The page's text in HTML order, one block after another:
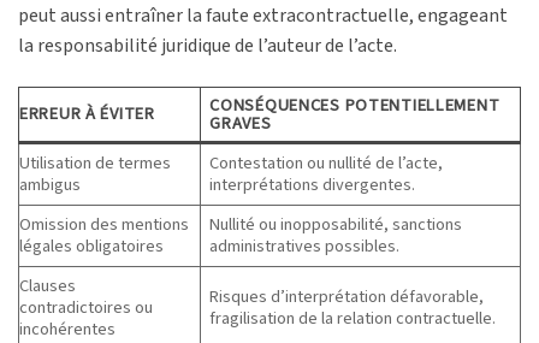
peut aussi entraîner la faute extracontractuelle, engageant
la responsabilité juridique de l’auteur de l’acte.
ERREUR À ÉVITER CONSÉQUENCES POTENTIELLEMENT
GRAVES
Utilisation de termes
ambigus
Contestation ou nullité de l’acte,
interprétations divergentes.
Omission des mentions
légales obligatoires
Nullité ou inopposabilité, sanctions
administratives possibles.
Clauses
contradictoires ou
incohérentes
Risques d’interprétation défavorable,
fragilisation de la relation contractuelle.